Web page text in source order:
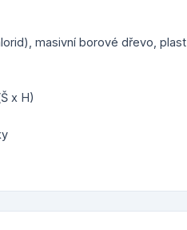
masivní borové dřevo, plast
x H)